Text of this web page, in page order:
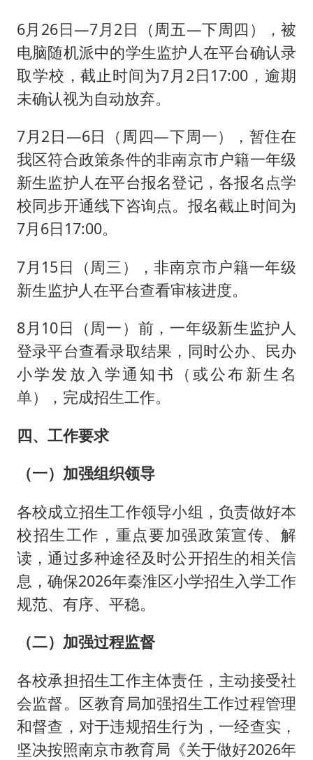
6月26日—7月2日（周五—下周四），被
电脑随机派中的学生监护人在平台确认录
取学校，截止时间为7月2日17:00，逾期
未确认视为自动放弃。
7月2日—6日（周四—下周一），暂住在
我区符合政策条件的非南京市户籍一年级
新生监护人在平台报名登记，各报名点学
校同步开通线下咨询点。报名截止时间为
7月6日17:00。
7月15日（周三），非南京市户籍一年级
新生监护人在平台查看审核进度。
8月10日（周一）前，一年级新生监护人
登录平台查看录取结果，同时公办、民办
小学发放入学通知书（或公布新生名
单），完成招生工作。
四、工作要求
（一）加强组织领导
各校成立招生工作领导小组，负责做好本
校招生工作，重点要加强政策宣传、解
读，通过多种途径及时公开招生的相关信
息，确保2026年秦淮区小学招生入学工作
规范、有序、平稳。
（二）加强过程监督
各校承担招生工作主体责任，主动接受社
会监督。区教育局加强招生工作过程管理
和督查，对于违规招生行为，一经查实，
坚决按照南京市教育局《关于做好2026年